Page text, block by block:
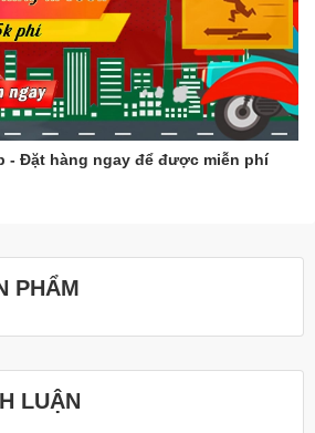
- Đặt hàng ngay để được miễn phí
PHẨM
LUẬN